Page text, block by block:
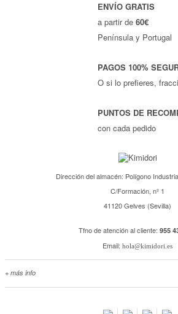
ENVÍO GRATIS
a partir de60€
Península y Portugal
PAGOS 100%
O si lo prefieres,
PUNTOS DE
con cada pedido
Dirección del almacén: Polígono
C/Formación, nº 1
41120 Gelves (Sevilla)
Tfno de atención al cliente: 955
Email: hola@kimidori.es
+ más info